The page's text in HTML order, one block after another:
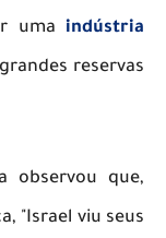
uma indústria
reservas
observou que,
"Israel viu seus